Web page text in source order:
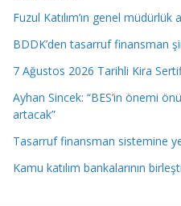
Fuzul Katılım’ın genel
BDDK’den tasarruf finansman
7 Ağustos 2026 Tarihli Kira
Ayhan Sincek: “BES’in önemi
artacak”
Tasarruf finansman sistemine
Kamu katılım bankalarının